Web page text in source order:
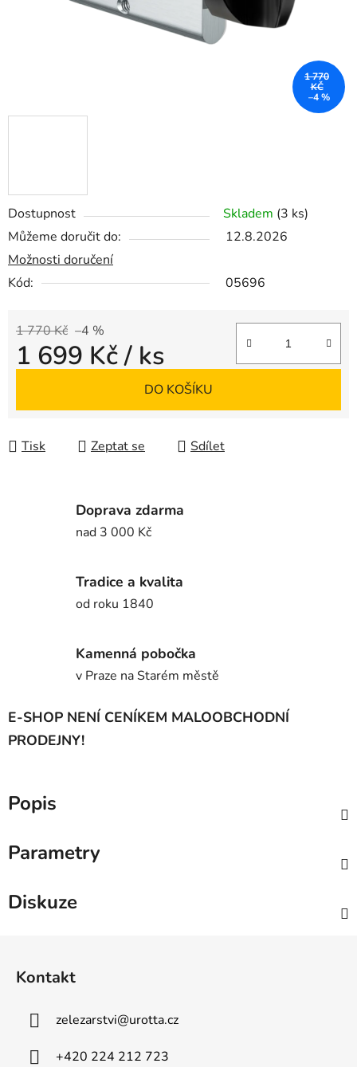
Dostupnost Skladem (3 ks)
Můžeme doručit do:
12.8.2026
Možnosti doručení
Kód:
05696
1 770 Kč –4 %
1 699 Kč/ ks
DO KOŠÍKU
Tisk Zeptat se Sdílet
1 770
KČ
–4 %
Doprava zdarma
nad 3 000 Kč
Tradice a kvalita
od roku 1840
Kamenná pobočka
v Praze na Starém městě
E-SHOP NENÍ CENÍKEM MALOOBCHODNÍ
PRODEJNY!
Popis
Parametry
Diskuze
Kontakt
zelezarstvi@urotta.cz
+420 224 212 723